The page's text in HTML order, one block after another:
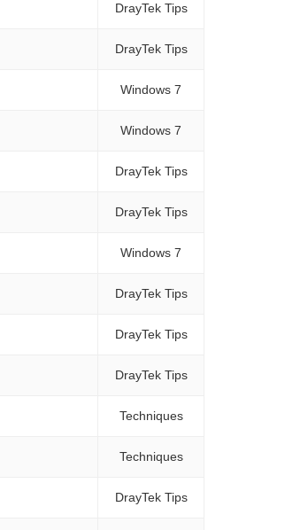
DrayTek Tips
DrayTek Tips
Windows 7
Windows 7
DrayTek Tips
DrayTek Tips
Windows 7
DrayTek Tips
DrayTek Tips
DrayTek Tips
Techniques
Techniques
DrayTek Tips